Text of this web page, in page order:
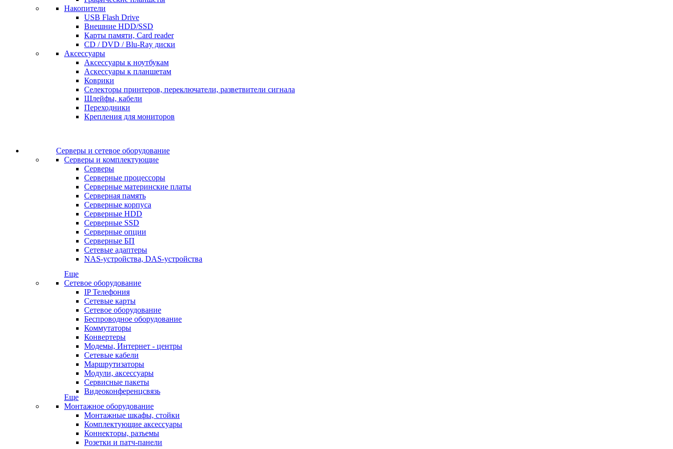
Накопители
USB Flash Drive
Внешние HDD/SSD
Карты памяти, Card reader
CD / DVD / Blu-Ray диски
Аксессуары
Аксессуары к ноутбукам
Аскессуары к планшетам
Коврики
Селекторы принтеров, переключатели, разветвители сигнала
Шлейфы, кабели
Переходники
Крепления для мониторов
Серверы и сетевое оборудование
Серверы и комплектующие
Серверы
Серверные процессоры
Серверные материнские платы
Серверная память
Серверные корпуса
Серверные HDD
Серверные SSD
Серверные опции
Серверные БП
Сетевые адаптеры
NAS-устройства, DAS-устройства
Еще
Сетевое оборудование
IP Телефония
Сетевые карты
Сетевое оборудование
Беспроводное оборудование
Коммутаторы
Конвертеры
Модемы, Интернет - центры
Сетевые кабели
Маршрутизаторы
Модули, аксессуары
Сервисные пакеты
Видеоконференцсвязь
Еще
Монтажное оборудование
Монтажные шкафы, стойки
Комплектующие аксессуары
Коннекторы, разъемы
Розетки и патч-панели